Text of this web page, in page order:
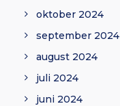
oktober 2024
september 2024
august 2024
juli 2024
juni 2024